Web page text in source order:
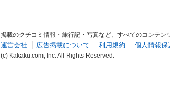
掲載のクチコミ情報・旅行記・写真など、すべてのコンテン
運営会社 広告掲載について 利用規約 個人情報保
(c) Kakaku.com, Inc. All Rights Reserved.